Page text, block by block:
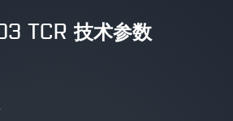
TCR 技术参数